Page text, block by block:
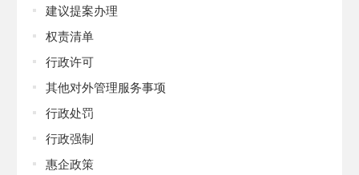
建议提案办理
权责清单
行政许可
其他对外管理服务事项
行政处罚
行政强制
惠企政策